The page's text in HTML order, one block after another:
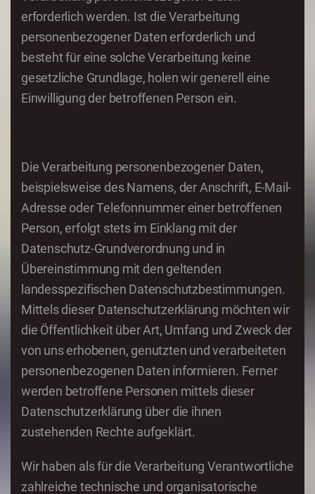
erforderlich werden. Ist die Verarbeitung
personenbezogener Daten erforderlich und
besteht für eine solche Verarbeitung keine
gesetzliche Grundlage, holen wir generell eine
Einwilligung der betroffenen Person ein.
Die Verarbeitung personenbezogener Daten,
beispielsweise des Namens, der Anschrift, E-Mail-
Adresse oder Telefonnummer einer betroffenen
Person, erfolgt stets im Einklang mit der
Datenschutz-Grundverordnung und in
Übereinstimmung mit den geltenden
landesspezifischen Datenschutzbestimmungen.
Mittels dieser Datenschutzerklärung möchten wir
die Öffentlichkeit über Art, Umfang und Zweck der
von uns erhobenen, genutzten und verarbeiteten
personenbezogenen Daten informieren. Ferner
werden betroffene Personen mittels dieser
Datenschutzerklärung über die ihnen
zustehenden Rechte aufgeklärt.
Wir haben als für die Verarbeitung Verantwortliche
zahlreiche technische und organisatorische